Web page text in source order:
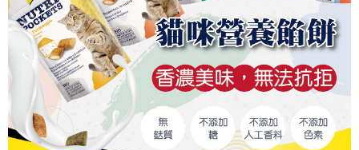
「AFTEE先享後付」，若未經同意申辦者引起之損失，本公司不負相關責
任。
４．使用「AFTEE先享後付」時，將依據個別帳號之用戶狀況，依本公司即
時審查核予不同之上限額度；若仍有額度不足之情形，本公司將視審查結果
請求用戶進行身份認證。
５．嚴禁一人註冊多個帳號或使用他人資訊註冊。若發現惡意使用之情形，
恩沛科技股份有限公司將有權停止該用戶之使用額度並採取法律行動。
宅配
每筆NT$120，滿NT$999(含以上)免運費
中壢限定｜毛速配 14:00前下單當日到！🐶
每筆NT$120，滿NT$999(含以上)免運費